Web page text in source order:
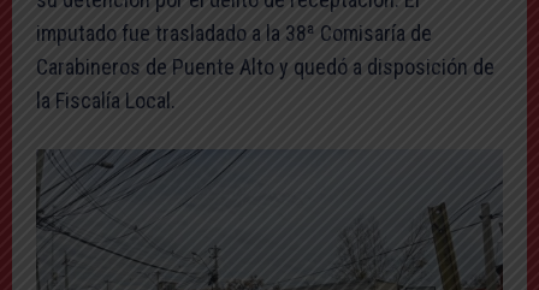
imputado fue trasladado a la 38ª Comisaría de
Carabineros de Puente Alto y quedó a disposición de
la Fiscalía Local.